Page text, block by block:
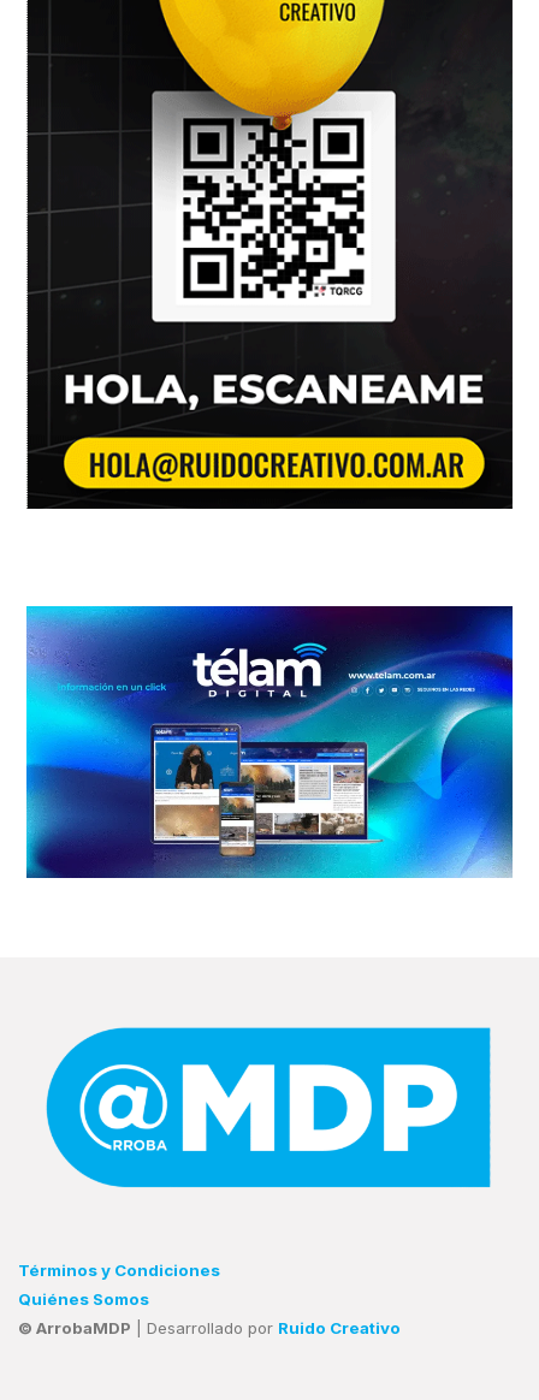
Términos y Condiciones
Quiénes Somos
© ArrobaMDP | Desarrollado por Ruido Creativo